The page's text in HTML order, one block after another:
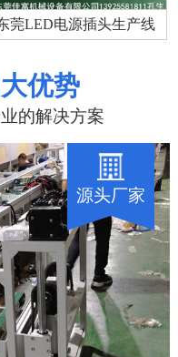
莞LED电源插头生产线
优势
的解决方案
源头厂家